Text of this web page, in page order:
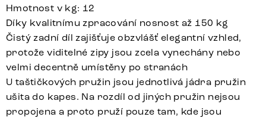
Hmotnost v kg: 12
Díky kvalitnímu zpracování nosnost až 150 kg
Čistý zadní díl zajišťuje obzvlášť elegantní vzhled,
protože viditelné zipy jsou zcela vynechány nebo
velmi decentně umístěny po stranách
U taštičkových pružin jsou jednotlivá jádra pružin
ušita do kapes. Na rozdíl od jiných pružin nejsou
propojena a proto pruží pouze tam, kde jsou